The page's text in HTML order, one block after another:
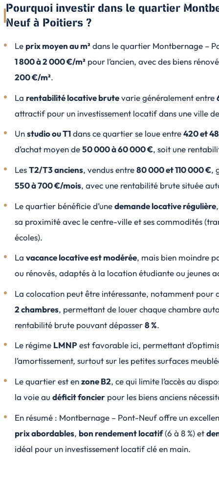
Pourquoi investir dans le quartier
Neuf à Poitiers ?
Le prix moyen au m²dans le quartier Montbernage –
1 800 à 2 000 €/m² pour l’ancien, avec des biens
200 €/m².
La rentabilité locative brutevarie généralement entre
attractif pour un investissement locatif dans une ville
Unstudio ou T1dans ce quartier se loue entre420 et
d’achat moyen de50 000 à 60 000 €, soit une
LesT2/T3 anciens, vendus entre80 000 et 110 000 €,
550 à 700 €/mois, avec une rentabilité brute située
Le quartier bénéficie d’unedemande locative régulière
sa proximité avec le centre-ville et ses commodités
écoles).
Lavacance locative est modérée, mais bien moindre
ou rénovés, adaptés à la location étudiante ou jeunes
La colocation peut être intéressante, notamment pour
2 chambres, permettant de louer chaque chambre
rentabilité brute pouvant dépasser8 %.
Le régime LMNPest favorable ici, permettant
l’amortissement, surtout sur les petites surfaces
Le quartier est enzone B2, ce qui limite l’accès au
la voie audéficit foncier pour les biens anciens
En résumé : Montbernage – Pont-Neuf offre un
prix abordables, bon rendement locatif(6 à 8 %) et
idéal pour un investissement locatif clé en main.